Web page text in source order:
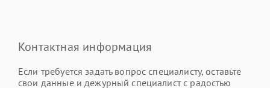
Контактная информация
Если требуется задать вопрос специалисту, оставьте
свои данные и дежурный специалист с радостью